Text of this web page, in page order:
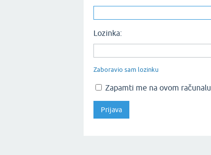
Lozinka:
Zaboravio sam lozinku
Zapamti me na ovom računalu